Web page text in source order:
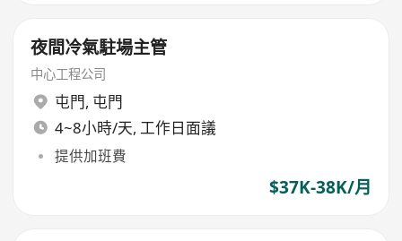
夜間冷氣駐場主管
中心工程公司
屯門, 屯門
4~8小時/天, 工作日面議
提供加班費
$37K-38K/月